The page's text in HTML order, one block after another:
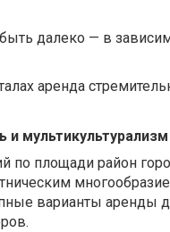
далеко — в
аренда
и мультикультурализм
по площади район
варианты аренды